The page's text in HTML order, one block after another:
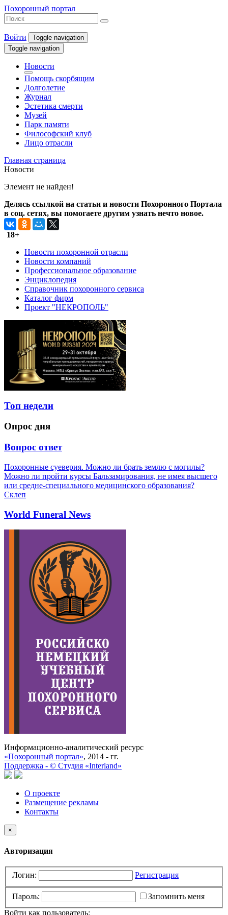
Похоронный портал
Войти
Toggle navigation
Toggle navigation
Новости
Помощь скорбящим
Долголетие
Журнал
Эстетика смерти
Музей
Парк памяти
Философский клуб
Лицо отрасли
Главная страница
Новости
Элемент не найден!
Делясь ссылкой на статьи и новости Похоронного Портала
в соц. сетях, вы помогаете другим узнать нечто новое.
18+
Новости похоронной отрасли
Новости компаний
Профессиональное образование
Энциклопедия
Справочник похоронного сервиса
Каталог фирм
Проект "НЕКРОПОЛЬ"
Топ недели
Опрос дня
Вопрос ответ
Похоронные суеверия. Можно ли брать землю с могилы?
Можно ли пройти курсы Бальзамирования, не имея высшего
или средне-специального медицинского образования?
Склеп
World Funeral News
Информационно-аналитический ресурс
«Похоронный портал», 2014 - гг.
Поддержка - © Cтудия «Interland»
О проекте
Размещение рекламы
Контакты
×
Авторизация
Логин: Регистрация
Пароль:
Запомнить меня
Войти как пользователь: